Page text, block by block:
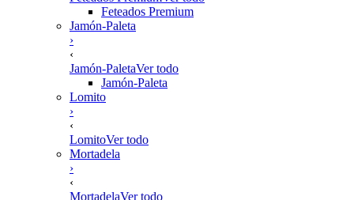
Feteados Premium
Jamón-Paleta
›
‹
Jamón-PaletaVer todo
Jamón-Paleta
Lomito
›
‹
LomitoVer todo
Mortadela
›
‹
MortadelaVer todo